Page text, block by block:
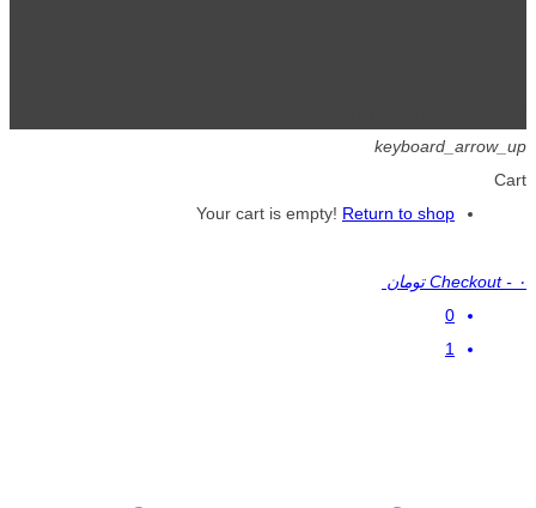
keyboard_arrow_up
Cart
Your cart is empty! Return to shop
Checkout - ۰ تومان
0
1